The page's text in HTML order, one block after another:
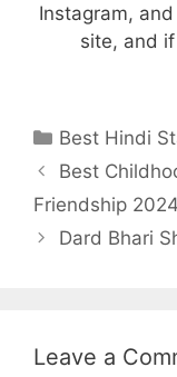
Instagram,
site, and
Categories
Best Hindi
Post
navigation
Best
Friendship 2024
Dard Bhari
Leave a